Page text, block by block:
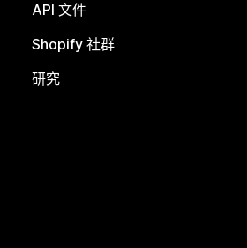
API 文件
Shopify 社群
研究